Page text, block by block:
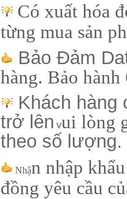
Có xuất hóa
từng mua sản
Bảo Đảm
hàng. Bảo hành
Khách hàng
trở lên vui lòng
theo số lượng.
Nhận nhập
đồng yêu cầu